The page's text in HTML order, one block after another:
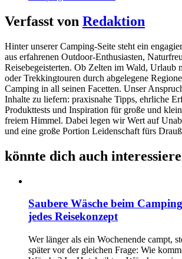
Verfasst von Redaktion
Hinter unserer Camping-Seite steht ein
aus erfahrenen Outdoor-Enthusiasten,
Reisebegeisterten. Ob Zelten im Wald, Urlaub
oder Trekkingtouren durch abgelegene
Camping in all seinen Facetten. Unser
Inhalte zu liefern: praxisnahe Tipps, ehrliche
Produkttests und Inspiration für große und
freiem Himmel. Dabei legen wir Wert auf
und eine große Portion Leidenschaft fürs
könnte dich auch
Saubere Wäsche beim
jedes Reisekonzept
Wer länger als ein Wochenende campt,
später vor der gleichen Frage: Wie